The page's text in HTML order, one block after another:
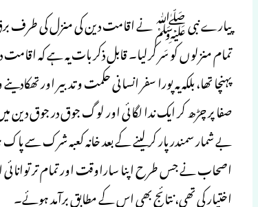
پیارے نبی ﷺ نے اقامت دین کی منزل کی طرف
تمام منزلوں کو سَر کرلیا۔ قابل ذکر بات یہ ہے کہ
پہنچا تھا، بلکہ یہ پورا سفر انسانی حکمت و تدبیر
صفا پر چڑھ کر ایک ندا لگائی اور لوگ جوق در جوق دین
بے شمار سمندر پار کرلینے کے بعد خانہ کعبہ شرک
اصحاب نے جس طرح اپنا ساراوقت اور تمام تر
اختیار کی تھی، نتائج بھی اس کے مطابق برآمد ہوئے۔